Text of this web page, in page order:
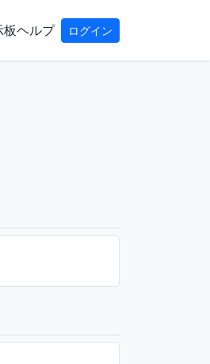
ヘルプ ログイン